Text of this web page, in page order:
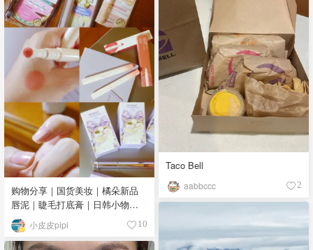
购物分享｜国货美妆｜橘朵新品
唇泥｜睫毛打底膏｜日韩小物｜
眼线笔｜美甲DIY💅
小皮皮pipi 10
Taco Bell
aabbccc 2